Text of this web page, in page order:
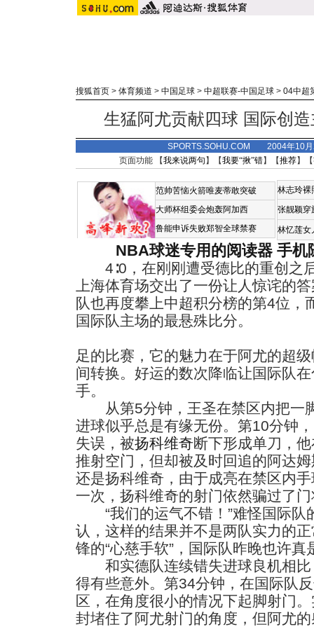
搜狐首页 > 体育频道 > 中国足球 > 中超联赛-中国足球 > 04中超
生猛阿尤贡献四球 国际创
SPORTS.SOHU.COM 2004年10
页面功能 【我来说两句 】【我要“揪”错】【推荐】
范帅苦恼火箭唯麦蒂敢突破
大师杯组委会炮轰阿加西
鲁能申诉失败郑智全球禁赛
林志玲裸
张靓颖穿
林忆莲女
NBA球迷专用的阅读器 手机
4∶0，在刚刚遭受德比的重创之
上海体育场交出了一份让人惊诧的
队也再度攀上中超积分榜的第4位，
国际队主场的最悬殊比分。
足的比赛，它的魅力在于阿尤的超
间转换。好运的数次降临让国际队
手。
从第5分钟，王圣在禁区内把一
进球似乎总是有缘无份。第10分钟
失误，被扬科维奇断下形成单刀，
推射空门，但却被及时回追的阿达
还是扬科维奇，由于成亮在禁区内
一次，扬科维奇的射门依然骗过了
“我们的运气不错！”难怪国际队
认，这样的结果并不是两队实力的
锋的“心慈手软”，国际队昨晚也许
和实德队连续错失进球良机相比
得有些意外。第34分钟，在国际队
区，在角度很小的情况下起脚射门
封堵住了阿尤射门的角度，但阿尤